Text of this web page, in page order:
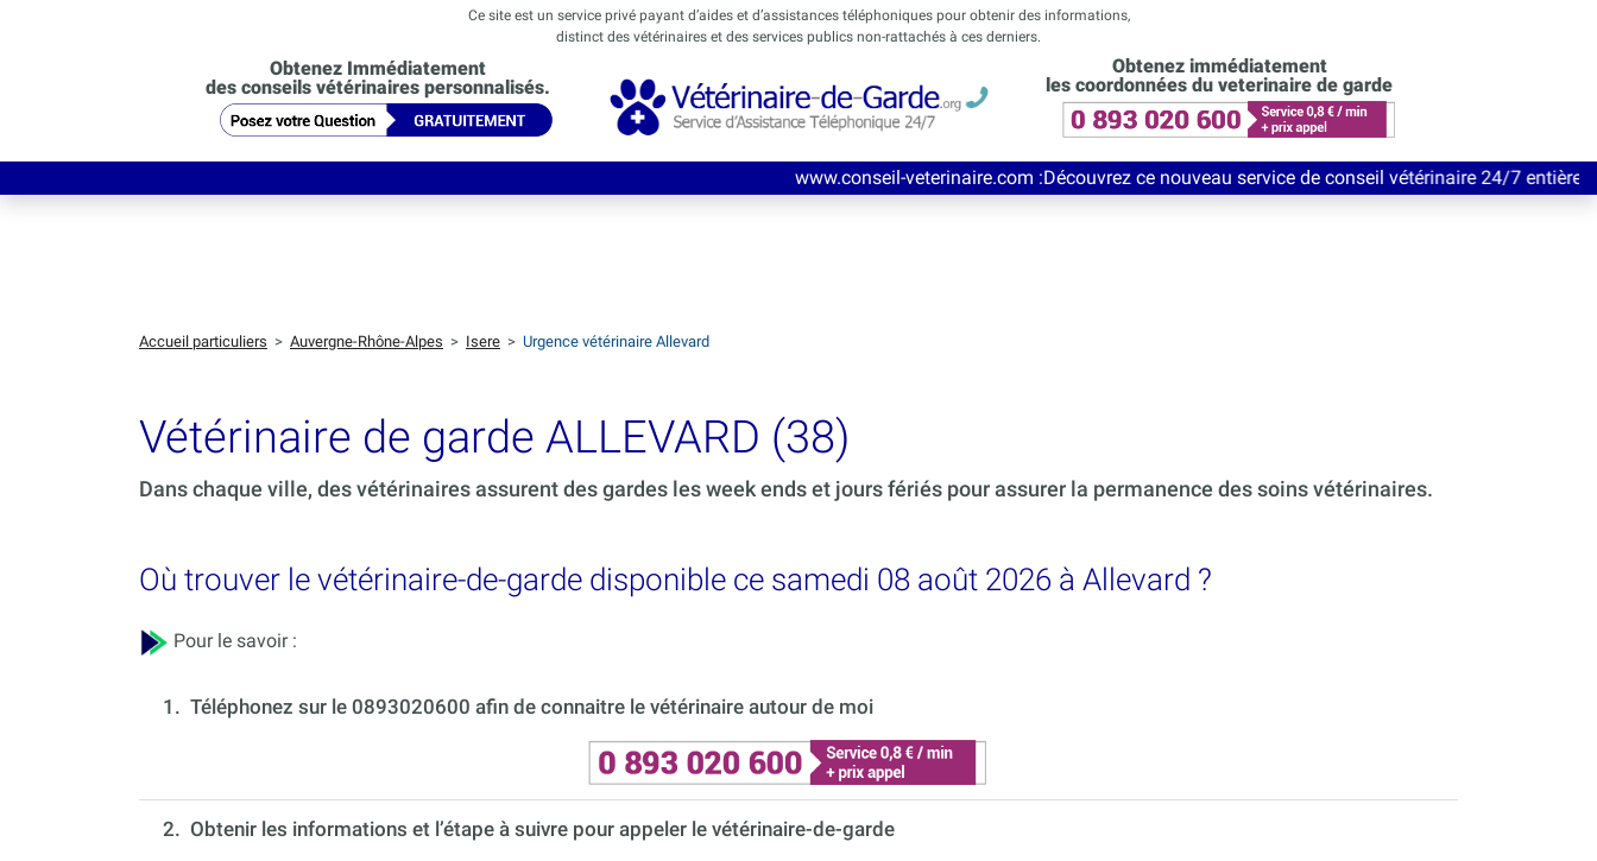
Ce site est un service privé payant d’aides et d’assistances téléphoniques pour obtenir des informations,
distinct des vétérinaires et des services publics non-rattachés à ces derniers.
Obtenez Immédiatement
des conseils vétérinaires personnalisés.
Obtenez immédiatement
les coordonnées du veterinaire de garde
www.conseil-veterinaire.com:Découvrez ce nouveau service de conseil vétérinaire 24/7 entièrement Gratuit
Accueil particuliers > Auvergne-Rhône-Alpes > Isere > Urgence vétérinaire Allevard
Vétérinaire de garde ALLEVARD (38)
Dans chaque ville, des vétérinaires assurent des gardes les week ends et jours fériés pour assurer la permanence des soins vétérinaires.
Où trouver le vétérinaire-de-garde disponible ce samedi 08 août 2026 à Allevard ?
Pour le savoir :
1. Téléphonez sur le 0893020600 afin de connaitre le vétérinaire autour de moi
2. Obtenir les informations et l’étape à suivre pour appeler le vétérinaire-de-garde